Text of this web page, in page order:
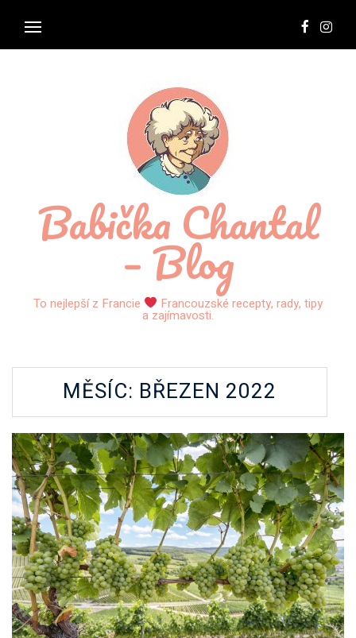
Babička Chantal
– Blog
To nejlepší z Francie Francouzské recepty, rady, tipy
a zajímavosti.
MĚSÍC: BŘEZEN 2022